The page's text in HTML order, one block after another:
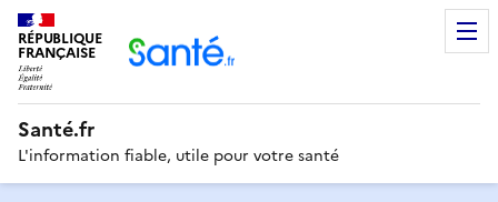
RÉPUBLIQUE
FRANÇAISE
Santé.fr
L'information fiable, utile pour votre santé